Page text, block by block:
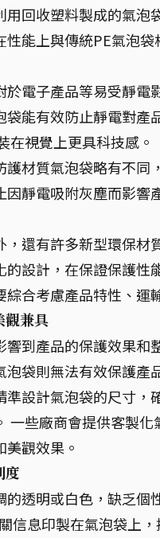
用回收塑料製成的氣泡
性能上與傳統PE氣泡
於電子產品等易受靜電
袋能有效防止靜電對
在視覺上更具科技感。
護材質氣泡袋略有不同
靜電吸附灰塵而影
，還有許多新型環保
設計，在保證保護
合考慮產品特性、運
觀兼具
響到產品的保護效果
袋則無法有效保護產
準設計氣泡袋的尺寸
一些廠商會提供客製
觀效果。
度
透明或白色，缺乏
信息印製在氣泡袋上